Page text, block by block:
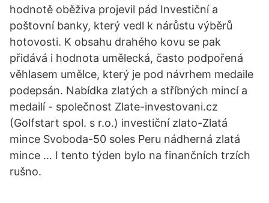
hodnotě oběživa projevil pád Investiční a
poštovní banky, který vedl k nárůstu výběrů
hotovosti. K obsahu drahého kovu se pak
přidává i hodnota umělecká, často podpořená
věhlasem umělce, který je pod návrhem medaile
podepsán. Nabídka zlatých a stříbných mincí a
medailí - společnost Zlate-investovani.cz
(Golfstart spol. s r.o.) investiční zlato-Zlatá
mince Svoboda-50 soles Peru nádherná zlatá
mince … I tento týden bylo na finančních trzích
rušno.